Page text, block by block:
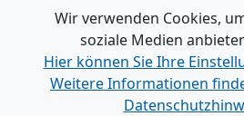
VR Bank in Holstein
Alle Videos
Wir verwenden Cookies,
soziale Medien
Hier können Sie Ihre
Weitere Informationen